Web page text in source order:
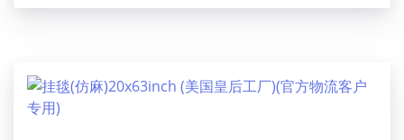
Women's All Over Print Crew Neck T-Shirt（QUE）
(TEMU)
【Type】100% Polyester fabric, for women, All-Over